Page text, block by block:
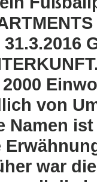
von
Namen
war